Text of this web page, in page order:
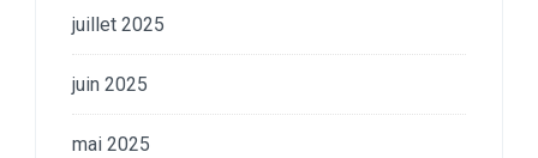
juillet 2025
juin 2025
mai 2025